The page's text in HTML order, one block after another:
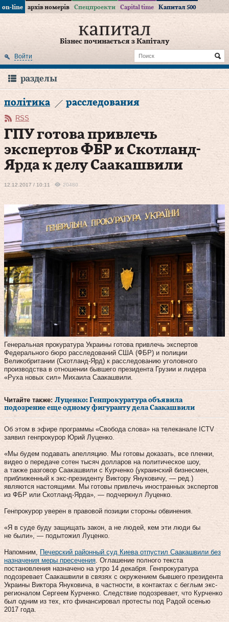
on-line архів номерів Спецпроекти Capital time Капитал 500
Бізнес починається з Капіталу
Войти
разделы
політика расследования
RSS
ГПУ готова привлечь
экспертов ФБР и Скотланд-
Ярда к делу Саакашвили
12.12.2017 / 10:11 20480
Генеральная прокуратура Украины готова привлечь экспертов
Федерального бюро расследований США (ФБР) и полиции
Великобритании (Скотланд-Ярд) к расследованию уголовного
производства в отношении бывшего президента Грузии и лидера
«Руха новых сил» Михаила Саакашвили.
Читайте также: Луценко: Генпрокуратура объявила
подозрение еще одному фигуранту дела Саакашвили
Об этом в эфире программы «Свобода слова» на телеканале ICTV
заявил генпрокурор Юрий Луценко.
«Мы будем подавать апелляцию. Мы готовы доказать, все пленки,
видео о передаче сотен тысяч долларов на политическое шоу,
а также разговор Саакашвили с Курченко (украинский бизнесмен,
приближенный к экс-президенту Виктору Януковичу, — ред.)
являются настоящими. Мы готовы привлечь иностранных экспертов
из ФБР или Скотланд-Ярда», — подчеркнул Луценко.
Генпрокурор уверен в правовой позиции стороны обвинения.
«Я в суде буду защищать закон, а не людей, кем эти люди бы
не были», — подытожил Луценко.
Напомним,
Печерский районный суд Киева отпустил Саакашвили без
назначения меры пресечения . Оглашение полного текста
постановления назначено на утро 14 декабря. Генпрокуратура
подозревает Саакашвили в связях с окружением бывшего президента
Украины Виктора Януковича, в частности, в контактах с беглым экс-
регионалом Сергеем Курченко. Следствие подозревает, что Курченко
был одним из тех, кто финансировал протесты под Радой осенью
2017 года.